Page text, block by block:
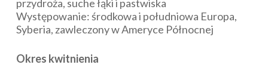
przydroża, suche łąki i pastwiska
Występowanie: środkowa i południowa Europa,
Syberia, zawleczony w Ameryce Północnej
Okres kwitnienia